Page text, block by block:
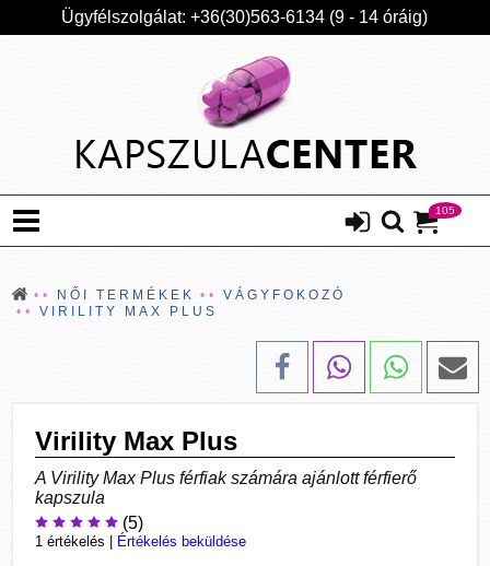
Ügyfélszolgálat: +36(30)563-6134 (9 - 14 óráig)
105
NŐI TERMÉKEK
VÁGYFOKOZÓ
VIRILITY MAX PLUS
Virility Max Plus
A Virility Max Plus férfiak számára ajánlott férfierő
kapszula
(5)
1 értékelés Értékelés beküldése